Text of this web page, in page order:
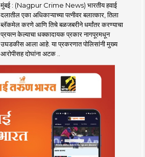
मुंबई : (Nagpur Crime News) भारतीय हवाई
दलातील एका अधिकाऱ्याच्या पत्नीवर बलात्कार, तिला
ब्लॅकमेल करणे आणि तिचे बळजबरीने धर्मांतर करण्याचा
प्रयत्न केल्याचा धक्कादायक प्रकार नागपूरमधून
उघडकीस आला आहे. या प्रकरणात पोलिसांनी मुख्य
आरोपीसह दोघांना अटक ..